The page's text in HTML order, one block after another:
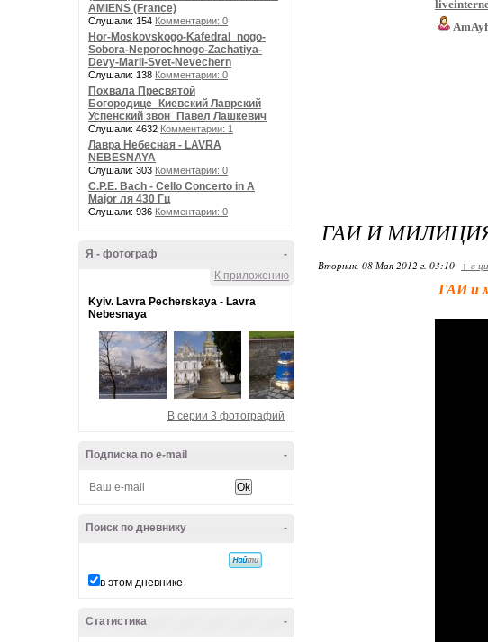
AMIENS (France)
Слушали: 154 Комментарии: 0
Hor-Moskovskogo-Kafedral_nogo-
Sobora-Neporochnogo-Zachatiya-
Devy-Marii-Svet-Nevechern
Слушали: 138 Комментарии: 0
Похвала Пресвятой
Богородице_Киевский Лаврский
Успенский звон_Павел Лашкевич
Слушали: 4632 Комментарии: 1
Лавра Небесная - LAVRA
NEBESNAYA
Слушали: 303 Комментарии: 0
C.P.E. Bach - Cello Concerto in A
Major ля 430 Гц
Слушали: 936 Комментарии: 0
-
Я - фотограф
К приложению
Kyiv. Lavra Pecherskaya - Lavra
Nebesnaya
В серии 3 фотографий
-
Подписка по e-mail
-
Поиск по дневнику
в этом дневнике
-
Статистика
ГАИ И
Вторник, 08 Мая 2012 г. 03:10 + в
ГАИ и